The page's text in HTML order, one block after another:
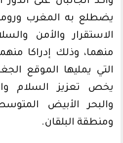
يضطلع به المغرب
الاستقرار والأمن
منهما، وذلك إدراكا
التي يمليها الموقع
يخص تعزيز السلام
والبحر الأبيض
ومنطقة البلقان.